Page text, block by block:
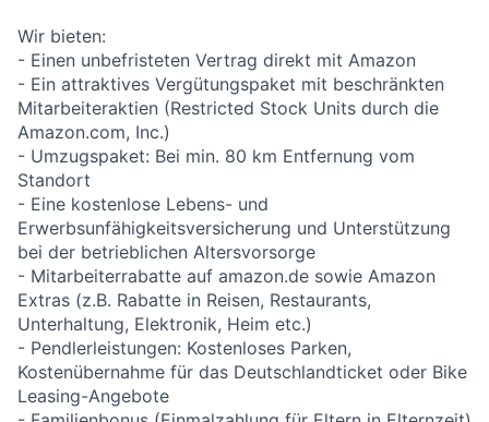
Wir bieten:
- Einen unbefristeten Vertrag direkt mit Amazon
- Ein attraktives Vergütungspaket mit beschränkten
Mitarbeiteraktien (Restricted Stock Units durch die
Amazon.com, Inc.)
- Umzugspaket: Bei min. 80 km Entfernung vom
Standort
- Eine kostenlose Lebens- und
Erwerbsunfähigkeitsversicherung und Unterstützung
bei der betrieblichen Altersvorsorge
- Mitarbeiterrabatte auf amazon.de sowie Amazon
Extras (z.B. Rabatte in Reisen, Restaurants,
Unterhaltung, Elektronik, Heim etc.)
- Pendlerleistungen: Kostenloses Parken,
Kostenübernahme für das Deutschlandticket oder Bike
Leasing-Angebote